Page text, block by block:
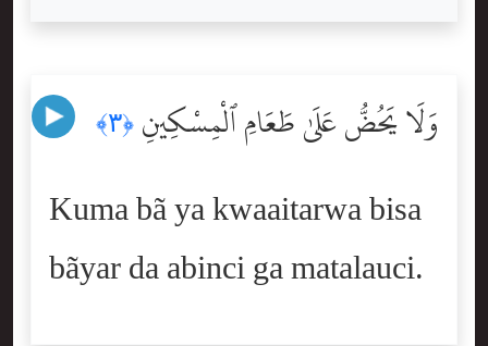
وَلَا يَحُضُّ عَلَىٰ طَعَامِ ٱلْمِسْكِينِ ﴿٣﴾
Kuma bã ya kwaaitarwa bisa
bãyar da abinci ga matalauci.